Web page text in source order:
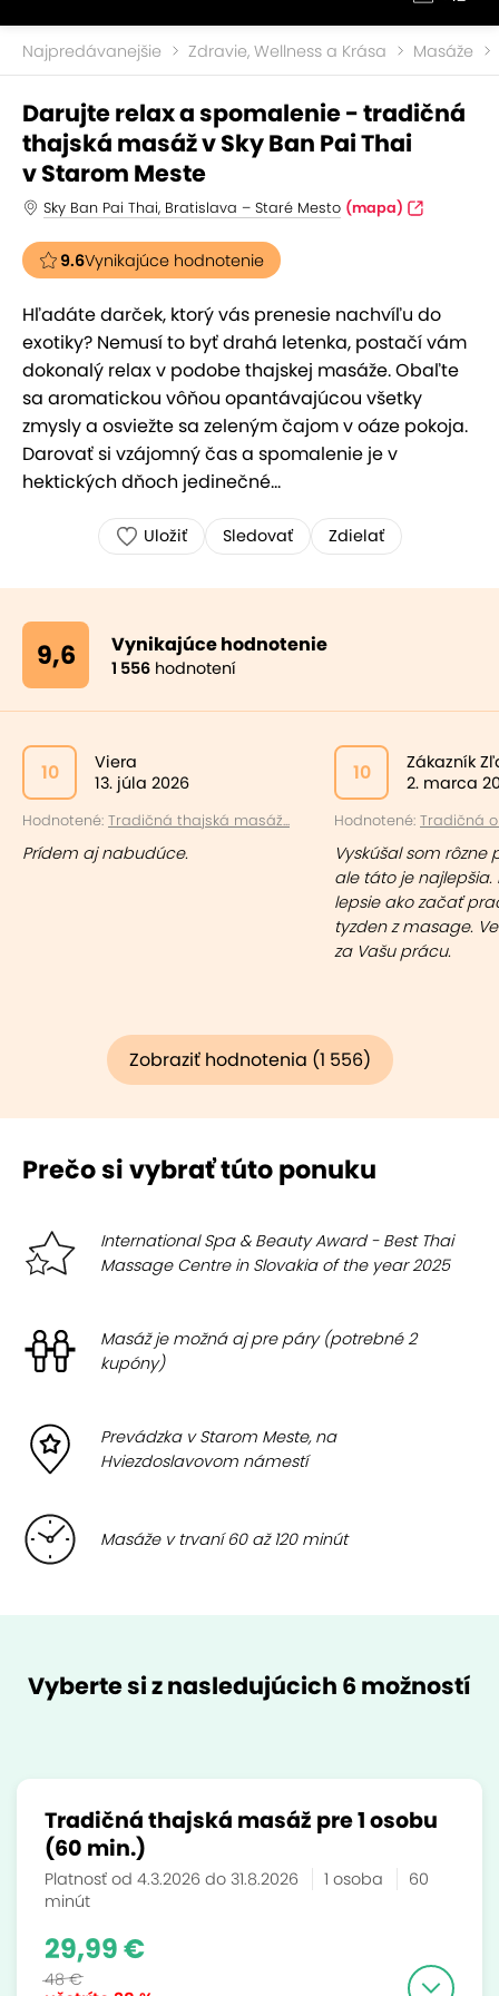
Najpredávanejšie Zdravie, Wellness a Krása Masáže
Darujte relax a spomalenie - tradičná
thajská masáž v Sky Ban Pai Thai
v Starom Meste
Sky Ban Pai Thai, Bratislava – Staré Mesto (mapa)
9.6Vynikajúce hodnotenie
Hľadáte darček, ktorý vás prenesie nachvíľu do
exotiky? Nemusí to byť drahá letenka, postačí vám
dokonalý relax v podobe thajskej masáže. Obaľte
sa aromatickou vôňou opantávajúcou všetky
zmysly a osviežte sa zeleným čajom v oáze pokoja.
Darovať si vzájomný čas a spomalenie je v
hektických dňoch jedinečné...
Uložiť Sledovať Zdielať
9,6 Vynikajúce hodnotenie
1 556 hodnotení
10
Viera
13. júla 2026
Hodnotené: Tradičná thajská masáž...
Prídem aj nabudúce.
10
Zákazník
2. marca
Hodnotené: Tradičná
Vyskúšal som rôzne
ale táto je najlepšia.
lepsie ako začať
tyzden z masage.
za Vašu prácu.
Zobraziť hodnotenia (1 556)
Prečo si vybrať túto ponuku
International Spa & Beauty Award - Best Thai
Massage Centre in Slovakia of the year 2025
Masáž je možná aj pre páry (potrebné 2
kupóny)
Prevádzka v Starom Meste, na
Hviezdoslavovom námestí
Masáže v trvaní 60 až 120 minút
Vyberte si z nasledujúcich 6 možností
Tradičná thajská masáž pre 1 osobu
(60 min.)
Platnosť od 4.3.2026 do 31.8.2026 1 osoba
60
minút
29,99 €
48 €